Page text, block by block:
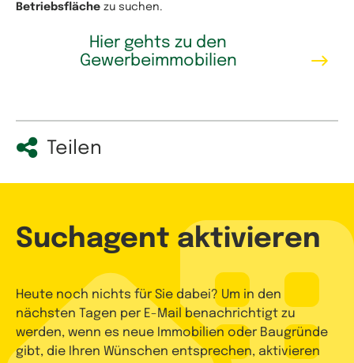
Betriebsfläche zu suchen.
Hier gehts zu den
Gewerbeimmobilien
Teilen
Suchagent aktivieren
Heute noch nichts für Sie dabei? Um in den
nächsten Tagen per E-Mail benachrichtigt zu
werden, wenn es neue Immobilien oder Baugründe
gibt, die Ihren Wünschen entsprechen, aktivieren